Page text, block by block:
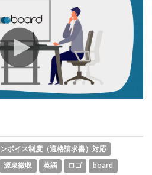
ボイス制度（適格請求書）対応
源泉徴収 英語 ロゴ board